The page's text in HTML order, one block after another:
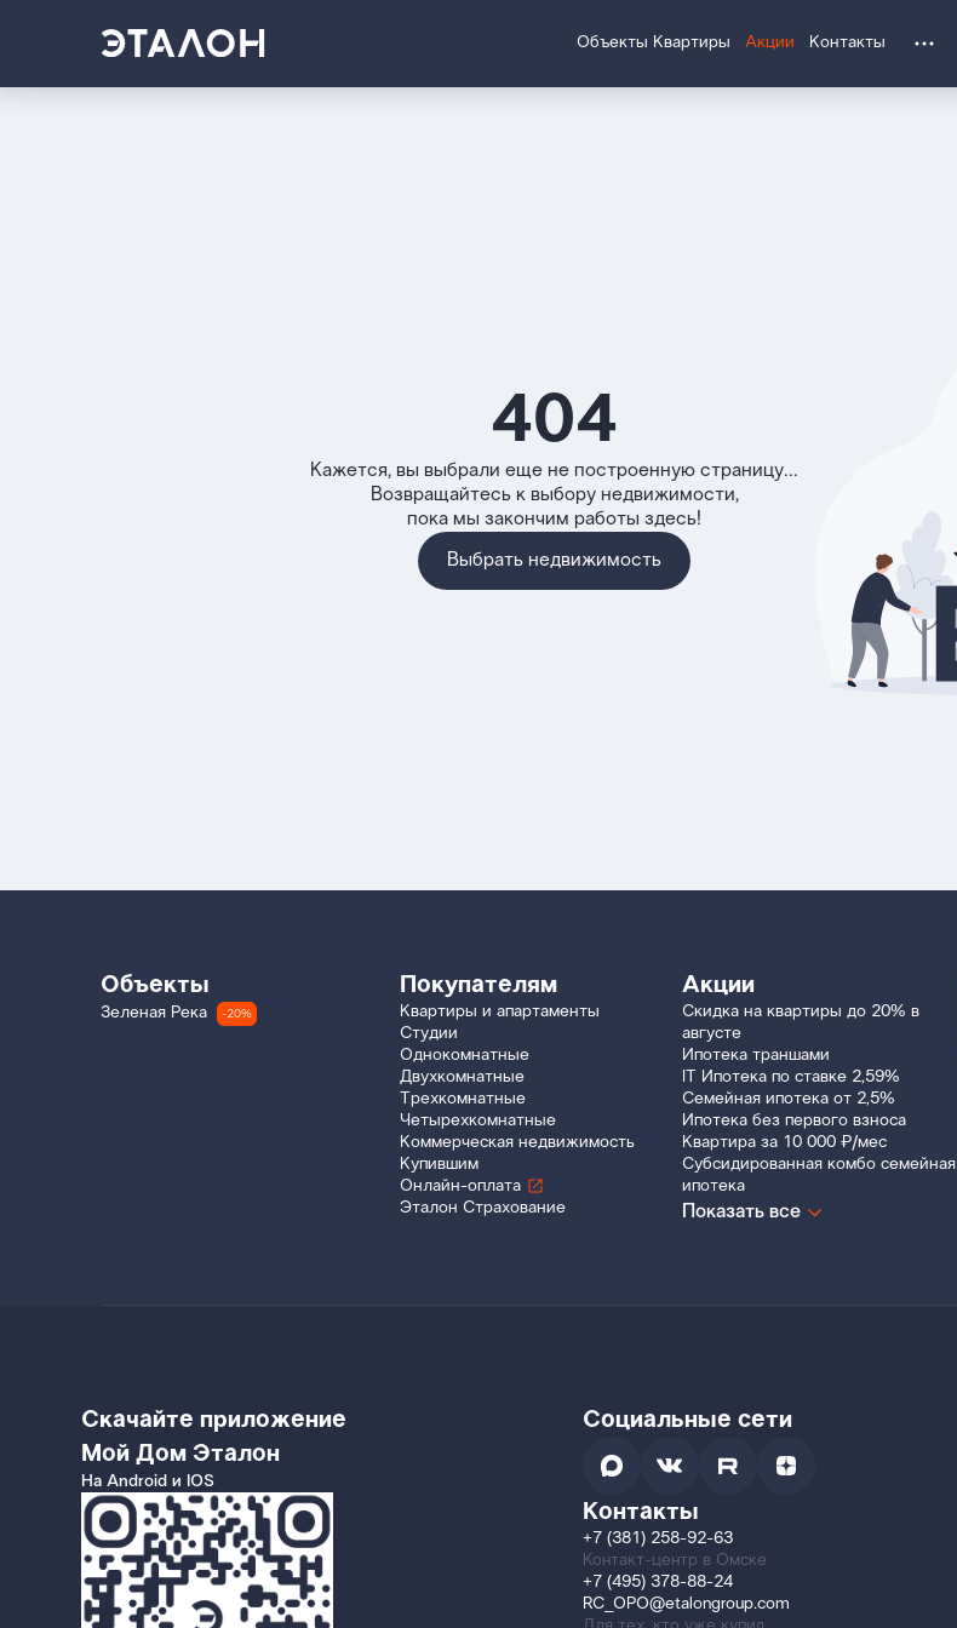
Объекты Квартиры Акции Контакты
404
Кажется, вы выбрали еще не построенную страницу...
Возвращайтесь к выбору недвижимости,
пока мы закончим работы здесь!
Выбрать недвижимость
Объекты
Зеленая Река -20%
Покупателям
Квартиры и апартаменты
Студии
Однокомнатные
Двухкомнатные
Трехкомнатные
Четырехкомнатные
Коммерческая недвижимость
Купившим
Онлайн-оплата
Эталон Страхование
Акции
Скидка на квартиры до 20% в
августе
Ипотека траншами
IT Ипотека по ставке 2,59%
Семейная ипотека от 2,5%
Ипотека без первого взноса
Квартира за 10 000 ₽/мес
Субсидированная комбо семейная
ипотека
Показать все
Скачайте приложение
Мой Дом Эталон
На Android и IOS
Социальные сети
Контакты
+7 (381) 258-92-63
Контакт-центр в Омске
+7 (495) 378-88-24
RC_OPO@etalongroup.com